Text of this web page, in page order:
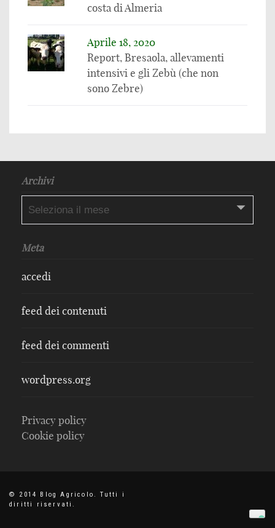
costa di Almeria
Aprile 18, 2020
Report, Bresaola, allevamenti
intensivi e gli Zebù (che non
sono Zebre)
Archivi
Meta
accedi
feed dei contenuti
feed dei commenti
wordpress.org
Privacy policy
Cookie policy
© 2014 Blog Agricolo. Tutti i
diritti riservati.